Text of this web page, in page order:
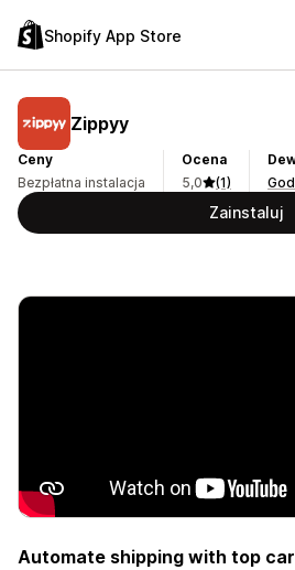
Shopify App Store
Zippyy
Ceny
Bezpłatna instalacja
Ocena
5,0
(1)
Zainstaluj
Automate shipping with top